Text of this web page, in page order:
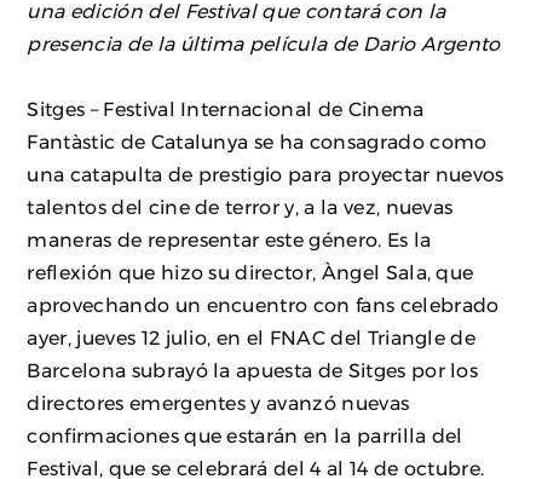
una edición del Festival que contará con la
presencia de la última película de Dario Argento
Sitges – Festival Internacional de Cinema
Fantàstic de Catalunya se ha consagrado como
una catapulta de prestigio para proyectar nuevos
talentos del cine de terror y, a la vez, nuevas
maneras de representar este género. Es la
reflexión que hizo su director, Àngel Sala, que
aprovechando un encuentro con fans celebrado
ayer, jueves 12 julio, en el FNAC del Triangle de
Barcelona subrayó la apuesta de Sitges por los
directores emergentes y avanzó nuevas
confirmaciones que estarán en la parrilla del
Festival, que se celebrará del 4 al 14 de octubre.